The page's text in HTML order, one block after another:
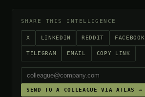
SHARE THIS INTELLIGENCE
X LINKEDIN REDDIT FACEBOOK
TELEGRAM EMAIL COPY LINK
SEND TO A COLLEAGUE VIA ATLAS →